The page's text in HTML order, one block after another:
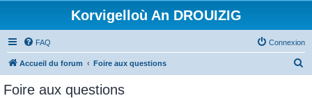
Korvigelloù An DROUIZIG
FAQ Connexion
Accueil du forum Foire aux questions
Foire aux questions